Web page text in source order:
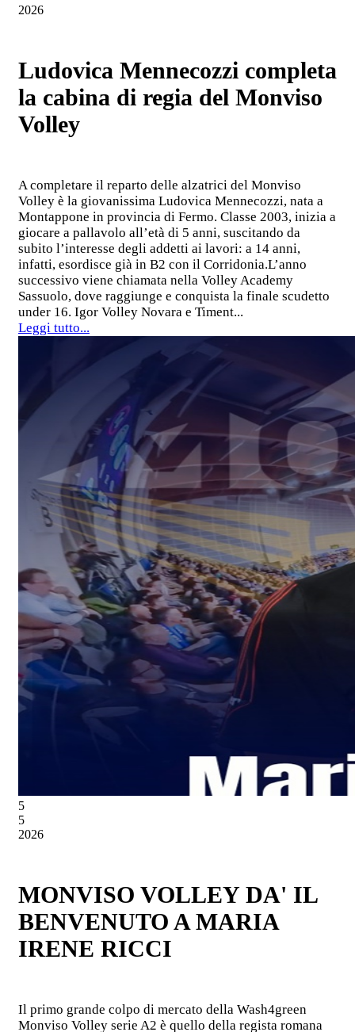
2026
Ludovica Mennecozzi completa
la cabina di regia del Monviso
Volley
A completare il reparto delle alzatrici del Monviso
Volley è la giovanissima Ludovica Mennecozzi, nata a
Montappone in provincia di Fermo. Classe 2003, inizia a
giocare a pallavolo all’età di 5 anni, suscitando da
subito l’interesse degli addetti ai lavori: a 14 anni,
infatti, esordisce già in B2 con il Corridonia.L’anno
successivo viene chiamata nella Volley Academy
Sassuolo, dove raggiunge e conquista la finale scudetto
under 16. Igor Volley Novara e Timent...
Leggi tutto...
5
5
2026
MONVISO VOLLEY DA' IL
BENVENUTO A MARIA
IRENE RICCI
Il primo grande colpo di mercato della Wash4green
Monviso Volley serie A2 è quello della regista romana